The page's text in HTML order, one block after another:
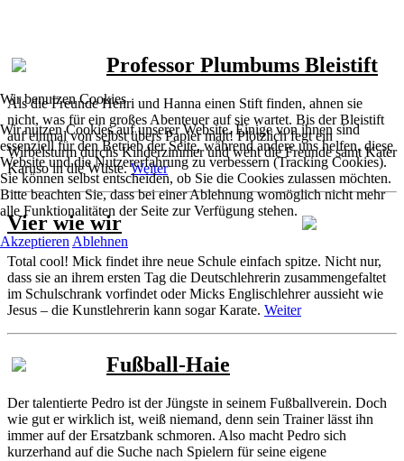
Professor Plumbums Bleistift
Als die Freunde Henri und Hanna einen Stift finden, ahnen sie
nicht, was für ein großes Abenteuer auf sie wartet. Bis der Bleistift
auf einmal von selbst übers Papier malt! Plötzlich fegt ein
Wirbelsturm durchs Kinderzimmer und weht die Freunde samt Kater
Karuso in die Wüste.Weiter
Vier wie wir
Total cool! Mick findet ihre neue Schule einfach spitze. Nicht nur,
dass sie an ihrem ersten Tag die Deutschlehrerin zusammengefaltet
im Schulschrank vorfindet oder Micks Englischlehrer aussieht wie
Jesus – die Kunstlehrerin kann sogar Karate. Weiter
Fußball-Haie
Der talentierte Pedro ist der Jüngste in seinem Fußballverein. Doch
wie gut er wirklich ist, weiß niemand, denn sein Trainer lässt ihn
immer auf der Ersatzbank schmoren. Also macht Pedro sich
kurzerhand auf die Suche nach Spielern für seine eigene
Wir benutzen Cookies
Wir nutzen Cookies auf unserer Website. Einige von ihnen sind
essenziell für den Betrieb der Seite, während andere uns helfen, diese
Website und die Nutzererfahrung zu verbessern (Tracking Cookies).
Sie können selbst entscheiden, ob Sie die Cookies zulassen möchten.
Bitte beachten Sie, dass bei einer Ablehnung womöglich nicht mehr
alle Funktionalitäten der Seite zur Verfügung stehen.
Akzeptieren Ablehnen